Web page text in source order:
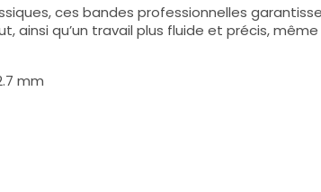
ces bandes professionnelles
ainsi qu’un travail plus fluide et précis,
mm